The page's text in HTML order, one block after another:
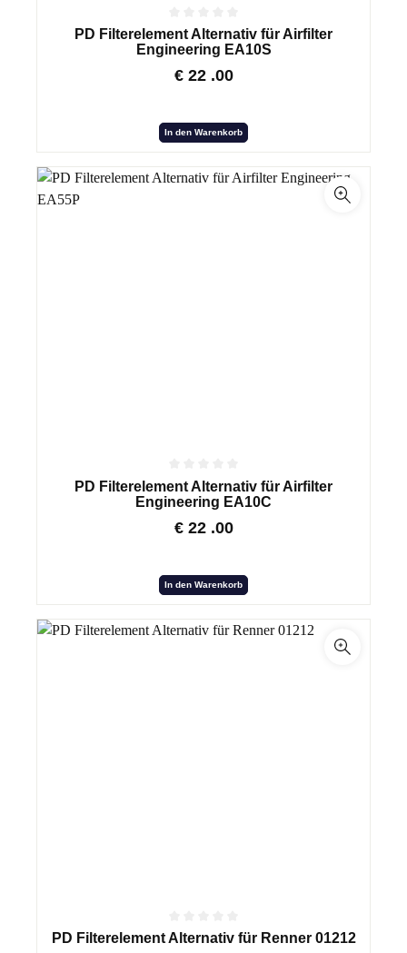
PD Filterelement Alternativ für Airfilter
Engineering EA10S
€ 22 .00
In den Warenkorb
PD Filterelement Alternativ für Airfilter
Engineering EA10C
€ 22 .00
In den Warenkorb
PD Filterelement Alternativ für Renner 01212